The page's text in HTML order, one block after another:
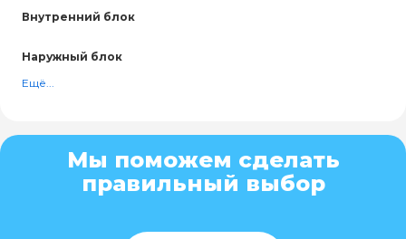
Внутренний блок
Наружный блок
Ещё...
Мы поможем сделать
правильный выбор